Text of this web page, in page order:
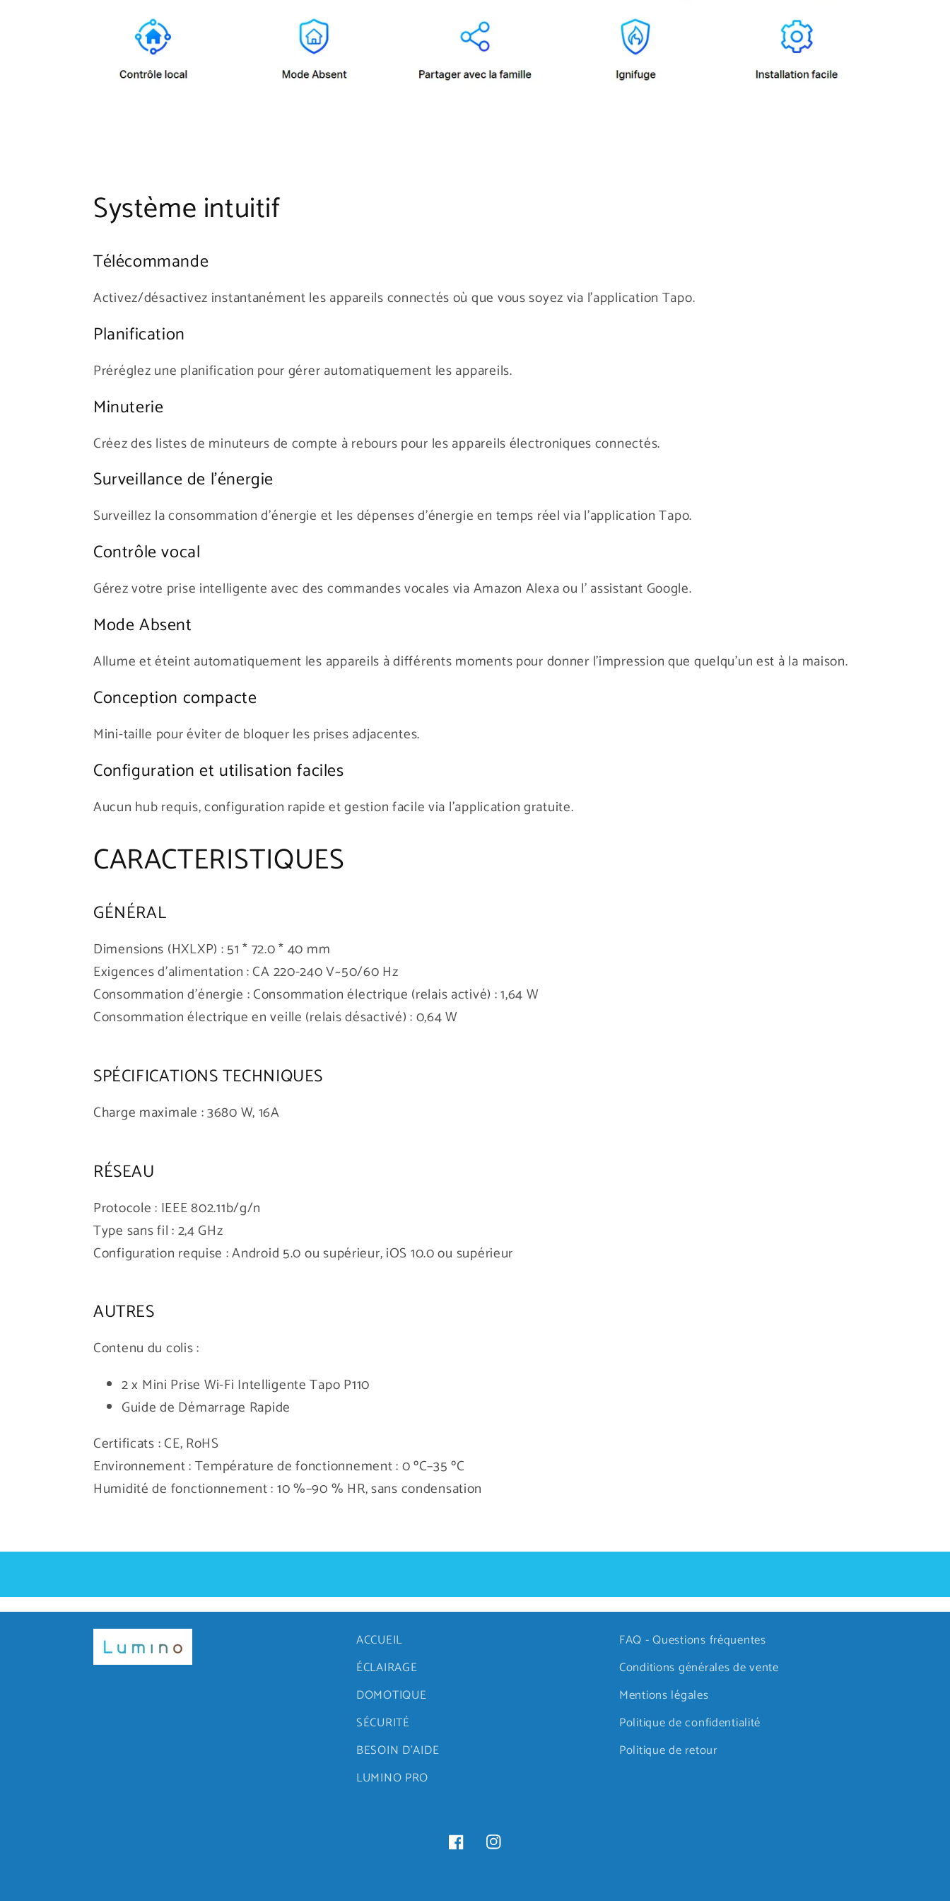
Système intuitif
Télécommande
Activez/désactivez instantanément les appareils connectés où que vous soyez via l'application Tapo.
Planification
Préréglez une planification pour gérer automatiquement les appareils.
Minuterie
Créez des listes de minuteurs de compte à rebours pour les appareils électroniques connectés.
Surveillance de l'énergie
Surveillez la consommation d'énergie et les dépenses d'énergie en temps réel via l'application Tapo.
Contrôle vocal
Gérez votre prise intelligente avec des commandes vocales via Amazon Alexa ou l' assistant Google.
Mode Absent
Allume et éteint automatiquement les appareils à différents moments pour donner l'impression que quelqu'un est à la maison.
Conception compacte
Mini-taille pour éviter de bloquer les prises adjacentes.
Configuration et utilisation faciles
Aucun hub requis, configuration rapide et gestion facile via l'application gratuite.
CARACTERISTIQUES
GÉNÉRAL
Dimensions (HXLXP) :51 * 72.0 * 40 mm
Exigences d'alimentation :CA 220-240 V~50/60 Hz
Consommation d'énergie :Consommation électrique (relais activé) : 1,64 W
Consommation électrique en veille (relais désactivé) : 0,64 W
SPÉCIFICATIONS TECHNIQUES
Charge maximale :3680 W, 16A
RÉSEAU
Protocole : IEEE 802.11b/g/n
Type sans fil :2,4 GHz
Configuration requise :Android 5.0 ou supérieur, iOS 10.0 ou supérieur
AUTRES
Contenu du colis :
2 x Mini Prise Wi-Fi Intelligente Tapo P110
Guide de Démarrage Rapide
Certificats :CE, RoHS
Environnement :Température de fonctionnement : 0 ºC–35 ºC
Humidité de fonctionnement : 10 %–90 % HR, sans condensation
ACCUEIL
ÉCLAIRAGE
DOMOTIQUE
SÉCURITÉ
BESOIN D'AIDE
LUMINO PRO
FAQ - Questions fréquentes
Conditions générales de vente
Mentions légales
Politique de confidentialité
Politique de retour
FacebookInstagram